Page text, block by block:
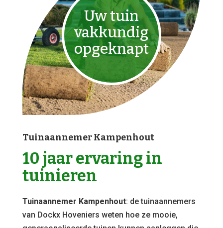
Uw tuin
vakkundig
opgeknapt
Tuinaannemer Kampenhout
10 jaar ervaring in
tuinieren
Tuinaannemer Kampenhout: de tuinaannemers
van Dockx Hoveniers weten hoe ze mooie,